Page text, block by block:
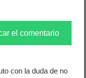
con la duda de no